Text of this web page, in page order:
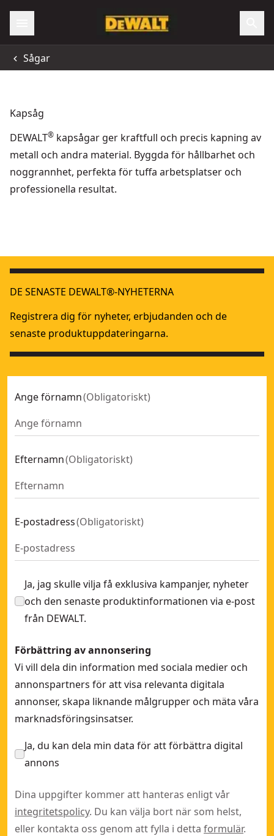
Sågar
Kapsåg
DEWALT® kapsågar ger kraftfull och precis kapning av
metall och andra material. Byggda för hållbarhet och
noggrannhet, perfekta för tuffa arbetsplatser och
professionella resultat.
Kapsåg 355 mm- SKU:D28730-QS
DE SENASTE DEWALT®-NYHETERNA
Registrera dig för nyheter, erbjudanden och de
senaste produktuppdateringarna.
Ange förnamn(Obligatoriskt)
Efternamn(Obligatoriskt)
E-postadress(Obligatoriskt)
Ja, jag skulle vilja få exklusiva kampanjer, nyheter
och den senaste produktinformationen via e-post
från DEWALT.
Förbättring av annonsering
Vi vill dela din information med sociala medier och
annonspartners för att visa relevanta digitala
annonser, skapa liknande målgrupper och mäta våra
marknadsföringsinsatser.
Ja, du kan dela min data för att förbättra digital
annons
Dina uppgifter kommer att hanteras enligt vår
integritetspolicy. Du kan välja bort när som helst,
eller kontakta oss genom att fylla i detta formulär.